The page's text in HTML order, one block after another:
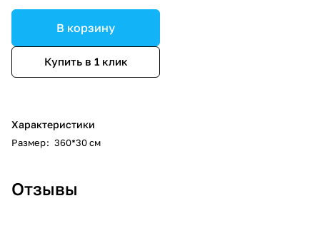
В корзину
Купить в 1 клик
Характеристики
Размер: 360*30 см
Отзывы